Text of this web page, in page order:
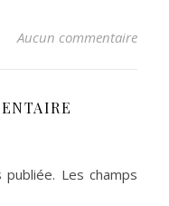
Aucun commentaire
Les champs